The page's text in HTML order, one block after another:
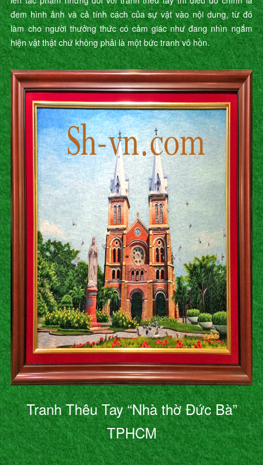
đem hình ảnh và cả tính cách của sự vật vào nội dung, từ đó
làm cho người thưởng thức có cảm giác như đang nhìn ngắm
hiện vật thật chứ không phải là một bức tranh vô hồn.
Tranh Thêu Tay “Nhà thờ Đức Bà”
TPHCM